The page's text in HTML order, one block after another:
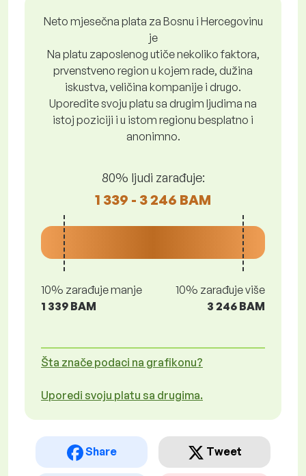
Neto mjesečna plata za Bosnu i Hercegovinu
je
Na platu zaposlenog utiče nekoliko faktora,
prvenstveno region u kojem rade, dužina
iskustva, veličina kompanije i drugo.
Uporedite svoju platu sa drugim ljudima na
istoj poziciji i u istom regionu besplatno i
anonimno.
80% ljudi zarađuje:
1 339 - 3 246 BAM
10% zarađuje manje
1 339 BAM
10% zarađuje više
3 246 BAM
Šta znače podaci na grafikonu?
Uporedi svoju platu sa drugima.
Share Tweet